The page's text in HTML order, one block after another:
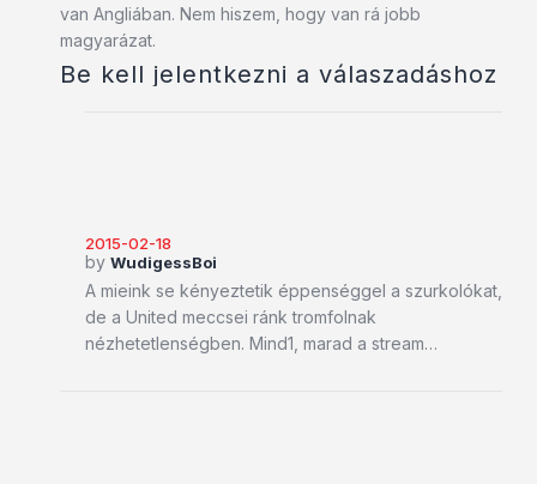
van Angliában. Nem hiszem, hogy van rá jobb
magyarázat.
Be kell jelentkezni a válaszadáshoz
2015-02-18
by WudigessBoi
A mieink se kényeztetik éppenséggel a szurkolókat,
de a United meccsei ránk tromfolnak
nézhetetlenségben. Mind1, marad a stream…